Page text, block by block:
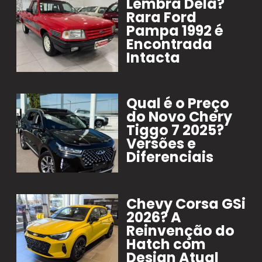
Lembra Dela?
Rara Ford
Pampa 1992 é
Encontrada
Intacta
Qual é o Preço
do Novo Chery
Tiggo 7 2025?
Versões e
Diferenciais
Chevy Corsa GSi
2026? A
Reinvenção do
Hatch com
Design Atual